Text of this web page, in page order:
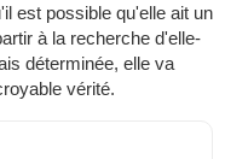
est possible qu'elle ait un
à la recherche d'elle-
déterminée, elle va
vérité.